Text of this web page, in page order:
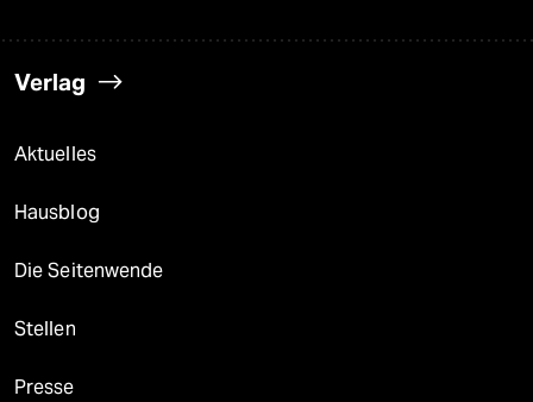
Verlag
Aktuelles
Hausblog
Die Seitenwende
Stellen
Presse